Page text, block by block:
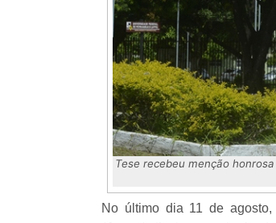
Tese recebeu menção
No último dia 11 de